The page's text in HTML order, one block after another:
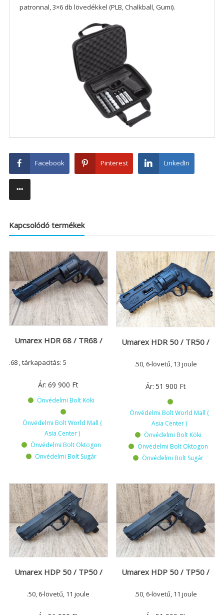
patronnal, 3×6 db lövedékkel (PLB, Chalkball, Gumi).
Facebook Pinterest LinkedIn
Kapcsolódó termékek
Umarex HDR 68 / TR68 /
.68 , tárkapacitás: 5
Ár: 69 900 Ft
Önvédelmi Bolt Köki
Önvédelmi Bolt World Mall (
Asia Center )
Önvédelmi Bolt Oktogon
Önvédelmi Bolt Sugár
Umarex HDR 50 / TR50 /
.50, 6-lövetű, 13 joule
Ár: 51 900 Ft
Önvédelmi Bolt World Mall (
Asia Center )
Önvédelmi Bolt Köki
Önvédelmi Bolt Oktogon
Önvédelmi Bolt Sugár
Umarex HDP 50 / TP50 /
.50, 6-lövetű, 11 joule
Umarex HDP 50 / TP50 /
.50, 6-lövetű, 11 joule